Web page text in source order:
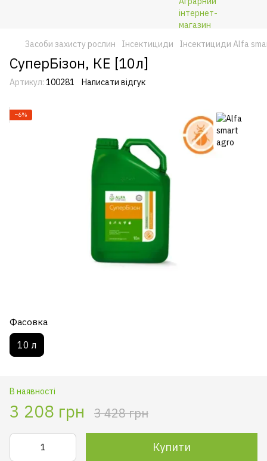
Засоби захисту рослин Інсектициди Інсектициди Alfa
СуперБізон, КЕ [10л]
Артикул: 100281 Написати відгук
−6%
Фасовка
10 л
В наявності
3 208 грн 3 428 грн
Купити